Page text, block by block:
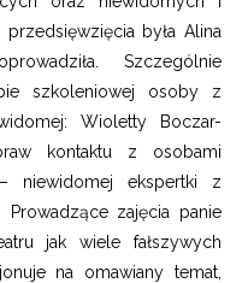
była Alina
Szczególnie
szkoleniowej osoby z
Wioletty Boczar-
kontaktu z osobami
niewidomej ekspertki z
zajęcia panie
jak wiele fałszywych
na omawiany temat,